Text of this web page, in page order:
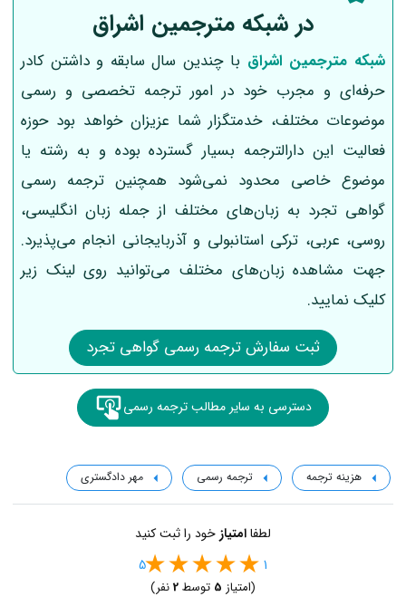
در شبکه مترجمین اشراق
شبکه مترجمین اشراق با چندین سال سابقه و داشتن کادر
حرفه‌ای و مجرب خود در امور ترجمه تخصصی و رسمی
موضوعات مختلف، خدمتگزار شما عزیزان خواهد بود حوزه
فعالیت این دارالترجمه بسیار گسترده بوده و به رشته یا
موضوع خاصی محدود نمی‌شود همچنین ترجمه رسمی
گواهی تجرد به زبان‌های مختلف از جمله زبان انگلیسی،
روسی، عربی، ترکی استانبولی و آذربایجانی انجام می‌پذیرد.
جهت مشاهده زبان‌های مختلف می‌توانید روی لینک زیر
کلیک نمایید.
ثبت سفارش ترجمه رسمی گواهی تجرد
دسترسی به سایر مطالب ترجمه رسمی
هزینه ترجمه ترجمه رسمی مهر دادگستری
لطفاامتیاز خود را ثبت کنید
1
5
(امتیاز 5 توسط2نفر)